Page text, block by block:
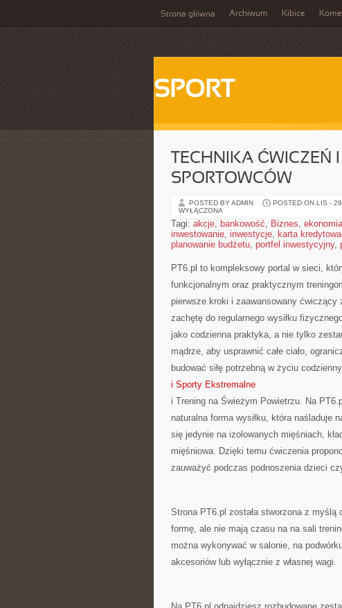
Strona główna Archiwum Kibice
SPORT
TECHNIKA ĆWICZEŃ
SPORTOWCÓW
POSTED BY ADMIN POSTED ON LIS -
WYŁĄCZONA
Tagi: akcje, bankowość, Biznes, ekonomia
inwestowanie, inwestycje, karta kredytowa
planowanie budżetu, portfel inwestycyjny,
PT6.pl to kompleksowy portal w sieci,
funkcjonalnym oraz praktycznym
pierwsze kroki i zaawansowany ćwiczący
zachętę do regularnego wysiłku
jako codzienna praktyka, a nie tylko
mądrze, aby usprawnić całe ciało,
budować siłę potrzebną w życiu
i Sporty Ekstremalne
i Trening na Świeżym Powietrzu. Na
naturalna forma wysiłku, która naśladuje
się jedynie na izolowanych mięśniach,
mięśniowa. Dzięki temu ćwiczenia
zauważyć podczas podnoszenia dzieci
Strona PT6.pl została stworzona z
formę, ale nie mają czasu na na sali
można wykonywać w salonie, na
akcesoriów lub wyłącznie z własnej wagi.